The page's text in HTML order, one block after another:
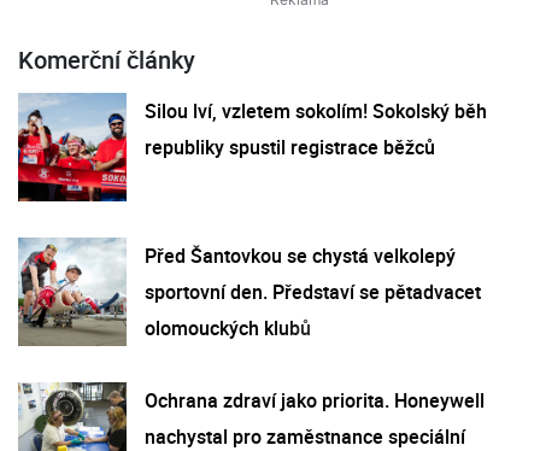
Komerční články
Silou lví, vzletem sokolím! Sokolský běh
republiky spustil registrace běžců
Před Šantovkou se chystá velkolepý
sportovní den. Představí se pětadvacet
olomouckých klubů
Ochrana zdraví jako priorita. Honeywell
nachystal pro zaměstnance speciální